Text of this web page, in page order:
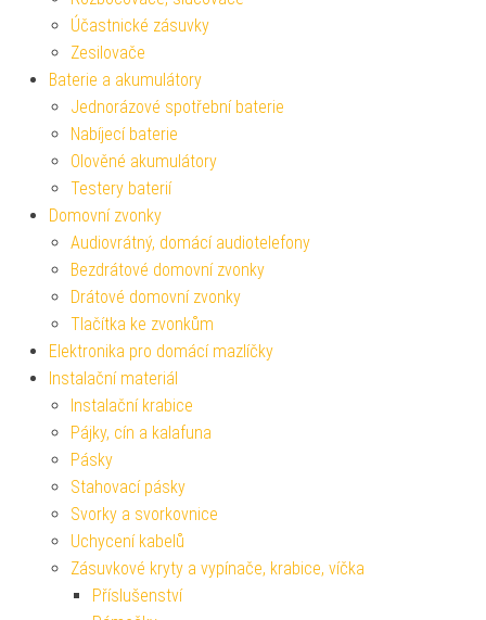
Účastnické zásuvky
Zesilovače
Baterie a akumulátory
Jednorázové spotřební baterie
Nabíjecí baterie
Olověné akumulátory
Testery baterií
Domovní zvonky
Audiovrátný, domácí audiotelefony
Bezdrátové domovní zvonky
Drátové domovní zvonky
Tlačítka ke zvonkům
Elektronika pro domácí mazlíčky
Instalační materiál
Instalační krabice
Pájky, cín a kalafuna
Pásky
Stahovací pásky
Svorky a svorkovnice
Uchycení kabelů
Zásuvkové kryty a vypínače, krabice, víčka
Příslušenství